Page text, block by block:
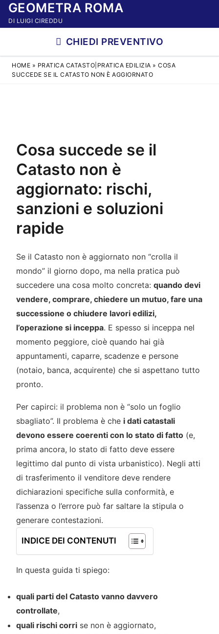
VaiGEOMETRA ROMA
DI LUIGI CIREDDU
CHIEDI PREVENTIVO
HOME » PRATICA CATASTO|PRATICA EDILIZIA »COSA
SUCCEDE SE IL CATASTO NON È AGGIORNATO
Cosa succede se il
Catasto non è
aggiornato: rischi,
sanzioni e soluzioni
rapide
Se il Catasto non è aggiornato non “crolla il
mondo” il giorno dopo, ma nella pratica può
succedere una cosa molto concreta: quando devi
vendere, comprare, chiedere un mutuo, fare una
successione o chiudere lavori edilizi,
l’operazione si inceppa. E spesso si inceppa nel
momento peggiore, cioè quando hai già
appuntamenti, caparre, scadenze e persone
(notaio, banca, acquirente) che si aspettano tutto
pronto.
Per capirci: il problema non è “solo un foglio
sbagliato”. Il problema è che i dati catastali
devono essere coerenti con lo stato di fatto(e,
prima ancora, lo stato di fatto deve essere
legittimo dal punto di vista urbanistico). Negli atti
di trasferimento il venditore deve rendere
dichiarazioni specifiche sulla conformità, e
l’assenza o l’errore può far saltare la stipula o
generare contestazioni.
INDICE DEI CONTENUTI
In questa guida ti spiego:
quali parti del Catasto vanno davvero
controllate,
quali rischi corrise non è aggiornato,